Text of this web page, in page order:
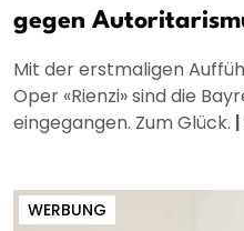
gegen
Mit der erstmaligen
Oper «Rienzi» sind die
eingegangen. Zum Glück. |
WERBUNG